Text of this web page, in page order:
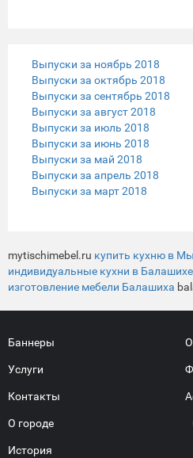
Выпуски за ноябрь 2018
Выпуски за октябрь 2018
Выпуски за сентябрь 2018
Выпуски за август 2018
Выпуски за июль 2018
Выпуски за июнь 2018
Выпуски за май 2018
Выпуски за апрель 2018
Выпуски за март 2018
mytischimebel.ru купить кухню в
индивидуальные кухни в Балашихе
изготовление мебели Балашиха
Баннеры
Услуги
Контакты
О городе
История